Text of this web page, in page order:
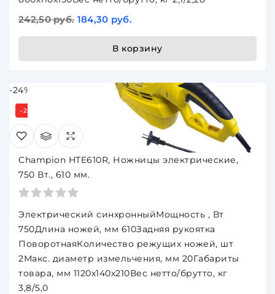
242,50 руб. 184,30 руб.
В корзину
-24%
-24%
Champion HTE610R, Ножницы электрические,
750 Вт., 610 мм.
Электрический синхронныйМощность , Вт
750Длина ножей, мм 610Задняя рукоятка
ПоворотнаяКоличество режущих ножей, шт
2Макс. диаметр измельчения, мм 20Габариты
товара, мм 1120х140х210Вес нетто/брутто, кг
3,8/5,0